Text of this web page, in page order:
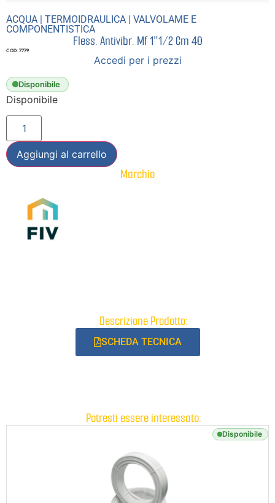
ACQUA | TERMOIDRAULICA | VALVOLAME E
COMPONENTISTICA
Fless. Antivibr. Mf 1″1/2 Cm 40
COD: 7779
Accedi per i prezzi
Disponibile
Disponibile
Aggiungi al carrello
Marchio
Descrizione Prodotto:
SCHEDA TECNICA
Potresti essere interessato:
Disponibile